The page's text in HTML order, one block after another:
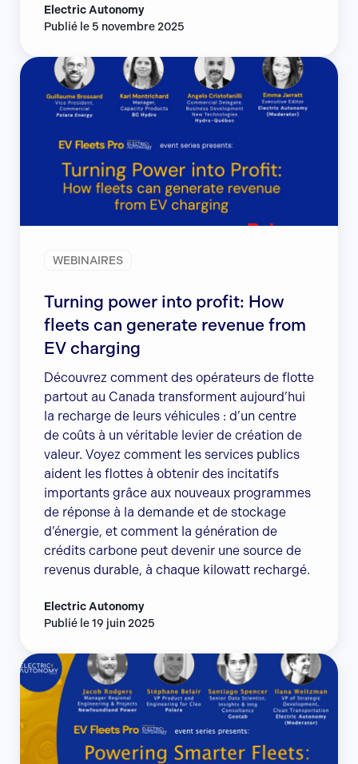
Electric Autonomy
Publié le 5 novembre 2025
WEBINAIRES
Turning power into profit: How
fleets can generate revenue from
EV charging
Découvrez comment des opérateurs de flotte
partout au Canada transforment aujourd’hui
la recharge de leurs véhicules : d’un centre
de coûts à un véritable levier de création de
valeur. Voyez comment les services publics
aident les flottes à obtenir des incitatifs
importants grâce aux nouveaux programmes
de réponse à la demande et de stockage
d’énergie, et comment la génération de
crédits carbone peut devenir une source de
revenus durable, à chaque kilowatt rechargé.
Electric Autonomy
Publié le 19 juin 2025